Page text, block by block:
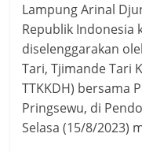
Lampung Arinal
Republik Indonesia
diselenggarakan
Tari, Tjimande Tari
TTKKDH) bersama
Pringsewu, di
Selasa (15/8/2023)